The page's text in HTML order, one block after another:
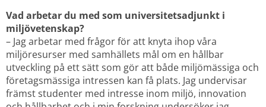
Vad arbetar du med som universitetsadjunkt i
miljövetenskap?
– Jag arbetar med frågor för att knyta ihop våra
miljöresurser med samhällets mål om en hållbar
utveckling på ett sätt som gör att både miljömässiga och
företagsmässiga intressen kan få plats. Jag undervisar
främst studenter med intresse inom miljö, innovation